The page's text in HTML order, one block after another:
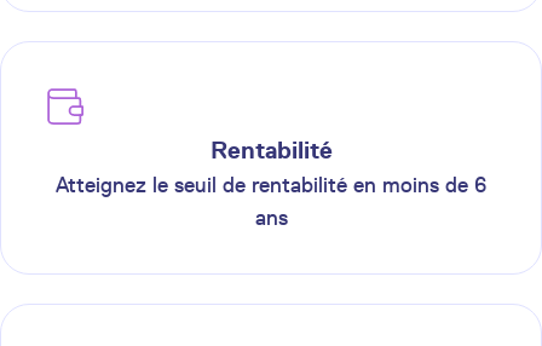
Rentabilité
Atteignez le seuil de rentabilité en moins de 6
ans